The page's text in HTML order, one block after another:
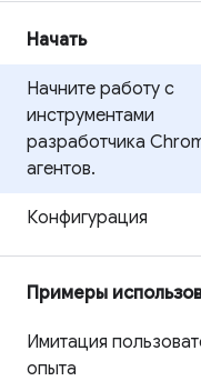
Начать
Начните работу с
инструментами
разработчика
агентов.
Конфигурация
Примеры
Имитация
опыта